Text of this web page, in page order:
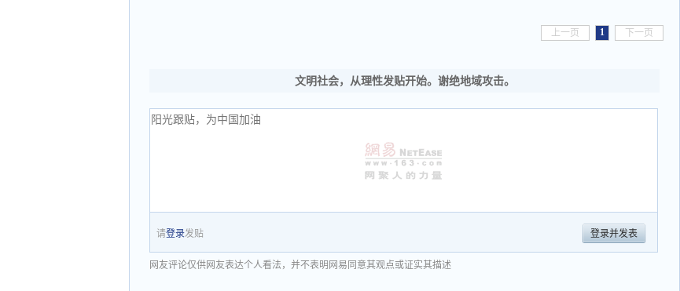
上一页 1 下一页
文明社会，从理性发贴开始。谢绝地域攻击。
请登录发贴 登录并发表
网友评论仅供网友表达个人看法，并不表明网易同意其观点或证实其描述